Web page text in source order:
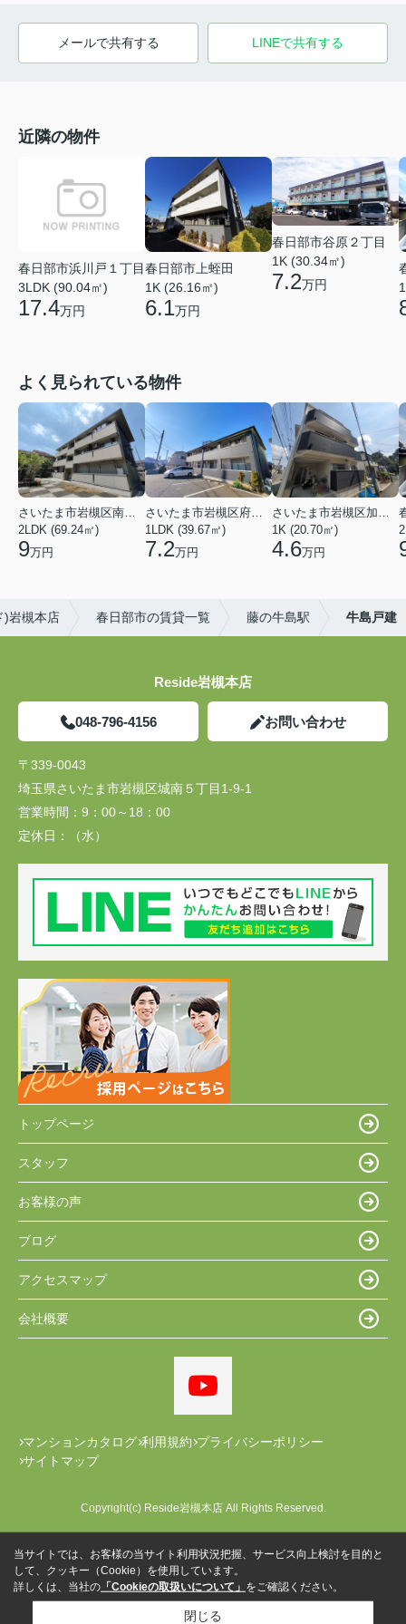
メールで共有する LINEで共有する
近隣の物件
春日部市浜川戸１丁目
3LDK (90.04㎡)
17.4万円
春日部市上蛭田
1K (26.16㎡)
6.1万円
春日部市谷原２丁目
1K (30.34㎡)
7.2万円
よく見られている物件
さいたま市岩槻区南平野４丁目
2LDK (69.24㎡)
9万円
さいたま市岩槻区府内１丁目
1LDK (39.67㎡)
7.2万円
さいたま市岩槻区加倉１丁目
1K (20.70㎡)
4.6万円
)岩槻本店 春日部市の賃貸一覧 藤の牛島駅 牛島戸建
Reside岩槻本店
048-796-4156 お問い合わせ
〒339-0043
埼玉県さいたま市岩槻区城南５丁目1-9-1
営業時間： 9：00～18：00
定休日：
（水）
トップページ
スタッフ
お客様の声
ブログ
アクセスマップ
会社概要
マンションカタログ 利用規約 プライバシーポリシー
サイトマップ
Copyright(c) Reside岩槻本店 All Rights Reserved.
当サイトでは、お客様の当サイト利用状況把握、サービス向上検討を目的と
して、クッキー（Cookie）を使用しています。
詳しくは、当社の 「Cookieの取扱いについて」 をご確認ください。
閉じる